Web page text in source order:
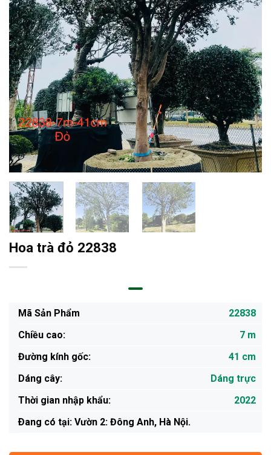
Hoa trà đỏ 22838
Mã Sản Phẩm
22838
Chiều cao:
7 m
Đường kính gốc:
41 cm
Dáng cây:
Dáng trực
Thời gian nhập khẩu:
2022
Ðang có tại: Vườn 2: Đông Anh, Hà Nội.